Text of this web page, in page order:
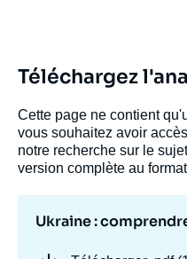
Téléchargez
Cette page ne contient
vous souhaitez avoir
notre recherche sur le
version complète au
Ukraine :